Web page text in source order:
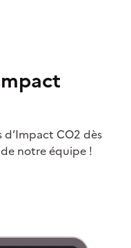
CO2 dès
notre équipe !